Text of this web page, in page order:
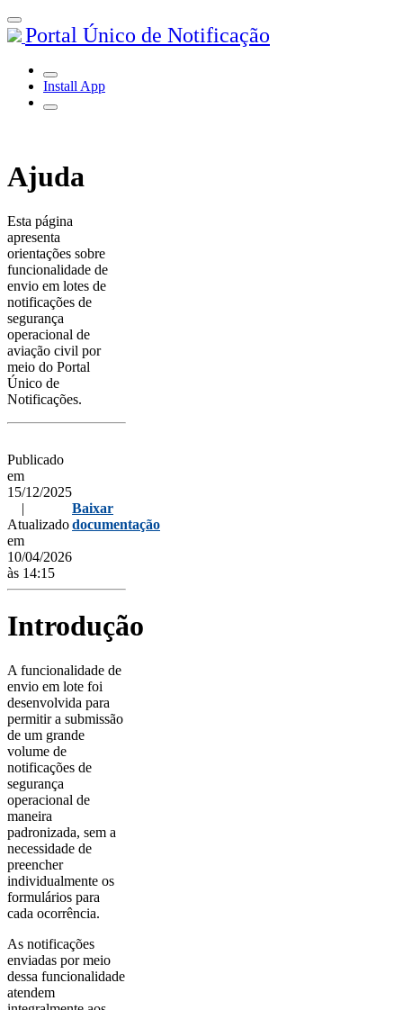
Portal Único de Notificação
Install App
Ajuda
Esta página
apresenta
orientações sobre
funcionalidade de
envio em lotes de
notificações de
segurança
operacional de
aviação civil por
meio do Portal
Único de
Notificações.
Publicado
em
15/12/2025
|
Atualizado
em
10/04/2026
às 14:15
Baixar
documentação
Introdução
A funcionalidade de
envio em lote foi
desenvolvida para
permitir a submissão
de um grande
volume de
notificações de
segurança
operacional de
maneira
padronizada, sem a
necessidade de
preencher
individualmente os
formulários para
cada ocorrência.
As notificações
enviadas por meio
dessa funcionalidade
atendem